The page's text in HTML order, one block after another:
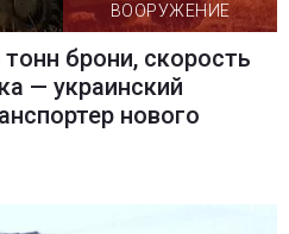
ВООРУЖЕНИЕ
брони, скорость
— украинский
нового